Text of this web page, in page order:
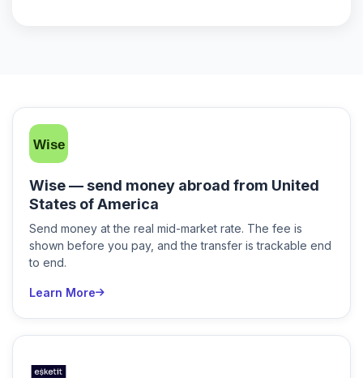
Wise — send money abroad from United
States of America
Send money at the real mid-market rate. The fee is
shown before you pay, and the transfer is trackable end
to end.
Learn More